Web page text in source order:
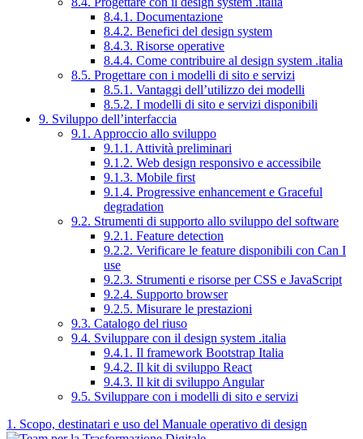
8.4.1. Documentazione
8.4.2. Benefici del design system
8.4.3. Risorse operative
8.4.4. Come contribuire al design system .italia
8.5. Progettare con i modelli di sito e servizi
8.5.1. Vantaggi dell’utilizzo dei modelli
8.5.2. I modelli di sito e servizi disponibili
9. Sviluppo dell’interfaccia
9.1. Approccio allo sviluppo
9.1.1. Attività preliminari
9.1.2. Web design responsivo e accessibile
9.1.3. Mobile first
9.1.4. Progressive enhancement e Graceful
degradation
9.2. Strumenti di supporto allo sviluppo del software
9.2.1. Feature detection
9.2.2. Verificare le feature disponibili con Can I
use
9.2.3. Strumenti e risorse per CSS e JavaScript
9.2.4. Supporto browser
9.2.5. Misurare le prestazioni
9.3. Catalogo del riuso
9.4. Sviluppare con il design system .italia
9.4.1. Il framework Bootstrap Italia
9.4.2. Il kit di sviluppo React
9.4.3. Il kit di sviluppo Angular
9.5. Sviluppare con i modelli di sito e servizi
1. Scopo, destinatari e uso del Manuale operativo di design